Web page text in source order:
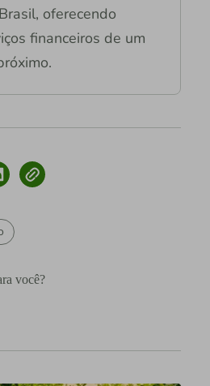
oferecendo
financeiros de um
você?